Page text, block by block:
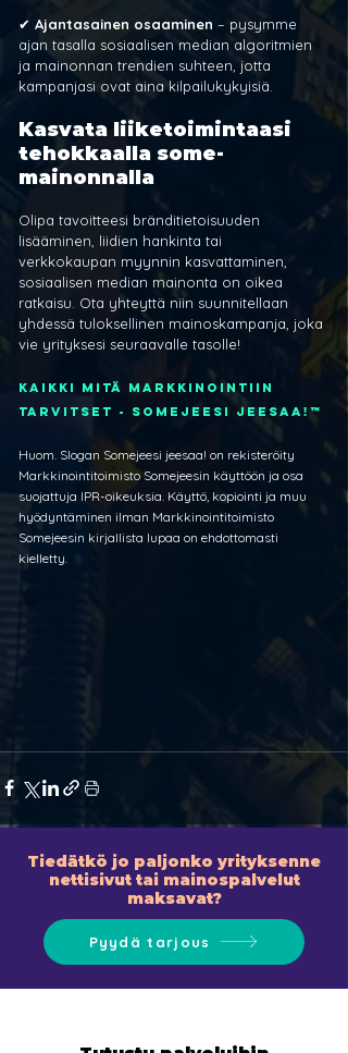
✔ Ajantasainen osaaminen – pysymme
ajan tasalla sosiaalisen median algoritmien
ja mainonnan trendien suhteen, jotta
kampanjasi ovat aina kilpailukykyisiä.
Kasvata liiketoimintaasi
tehokkaalla some-
mainonnalla
Olipa tavoitteesi bränditietoisuuden
lisääminen, liidien hankinta tai
verkkokaupan myynnin kasvattaminen,
sosiaalisen median mainonta on oikea
ratkaisu. Ota yhteyttä niin suunnitellaan
yhdessä tuloksellinen mainoskampanja, joka
vie yrityksesi seuraavalle tasolle!
Kaikki mitä markkinointiin
tarvitset - Somejeesi jeesaa!™
Huom. Slogan Somejeesi jeesaa! on rekisteröity
Markkinointitoimisto Somejeesin käyttöön ja osa
suojattuja IPR-oikeuksia. Käyttö, kopiointi ja muu
hyödyntäminen ilman Markkinointitoimisto
Somejeesin kirjallista lupaa on ehdottomasti
kielletty.
Tiedätkö jo paljonko yrityksenne
nettisivut tai mainospalvelut
maksavat?
Pyydä tarjous